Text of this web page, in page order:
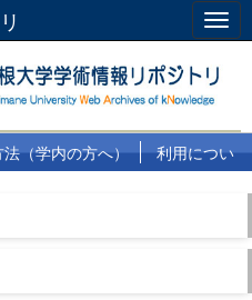
（学内の方へ）
利用につい